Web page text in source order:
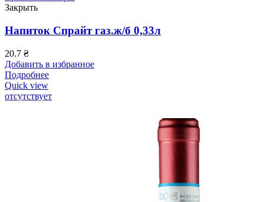
Закрыть
Напиток Спрайт газ.ж/б 0,33л
20.7 ₴
Добавить в избранное
Подробнее
Quick view
отсутствует